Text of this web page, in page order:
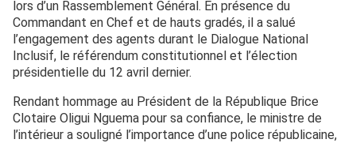
lors d’un Rassemblement Général. En présence du
Commandant en Chef et de hauts gradés, il a salué
l’engagement des agents durant le Dialogue National
Inclusif, le référendum constitutionnel et l’élection
présidentielle du 12 avril dernier.
Rendant hommage au Président de la République Brice
Clotaire Oligui Nguema pour sa confiance, le ministre de
l’intérieur a souligné l’importance d’une police républicaine,